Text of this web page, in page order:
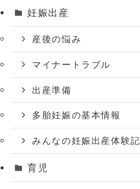
妊娠出産
産後の悩み
マイナートラブル
出産準備
多胎妊娠の基本情報
みんなの妊娠出産体験記
育児